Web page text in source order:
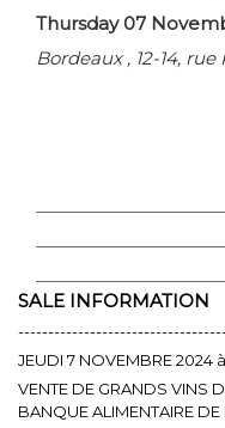
Thursday 07
Bordeaux , 12-14,
SALE INFORMATION
JEUDI 7 NOVEMBRE 2024
VENTE DE GRANDS VINS
BANQUE ALIMENTAIRE